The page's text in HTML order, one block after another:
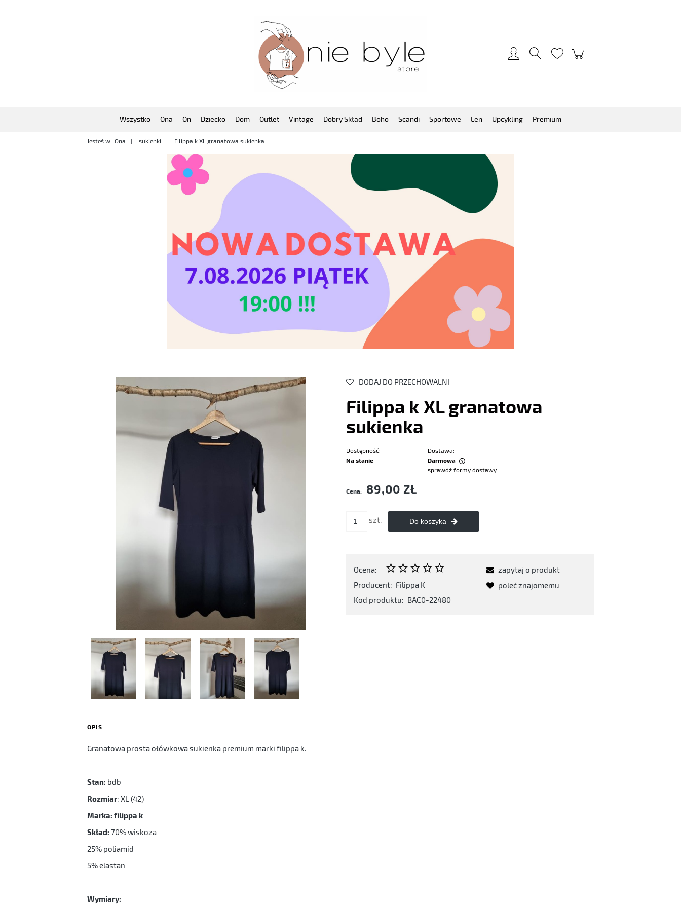
Wszystko Ona On Dziecko Dom Outlet Vintage Dobry Skład Boho Scandi Sportowe Len Upcykling Premium
Jesteś w: Ona sukienki Filippa k XL granatowa sukienka
DODAJ DO PRZECHOWALNI
Filippa k XL granatowa
sukienka
Dostępność:
Na stanie
Dostawa:
Darmowa
płatności
sprawdź formy dostawy
Cena: 89,00 ZŁ
szt. Do koszyka
Ocena:
Producent: Filippa K
Kod produktu: BAC0-22480
zapytaj o produkt
poleć znajomemu
OPIS
Granatowa prosta ołówkowa sukienka premium marki filippa k.
Stan: bdb
Rozmiar: XL (42)
Marka: filippa k
Skład: 70% wiskoza
25% poliamid
5% elastan
Wymiary: